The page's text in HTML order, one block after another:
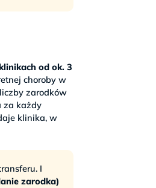
od ok. 3
choroby w
zarodków
za każdy
klinika, w
I
zarodka)